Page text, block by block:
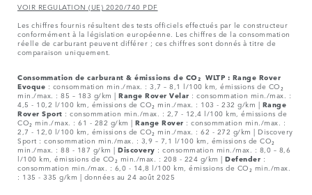
VOIR REGULATION (UE) 2020/740 PDF
Les chiffres fournis résultent des tests officiels effectués par le constructeur
conformément à la législation européenne. Les chiffres de la consommation
réelle de carburant peuvent différer ; ces chiffres sont donnés à titre de
comparaison uniquement.
Consommation de carburant & émissions de CO₂ WLTP : Range Rover
Evoque : consommation min./max. : 3,7 – 8,1 l/100 km, émissions de CO₂
min./max. : 85 – 183 g/km | Range Rover Velar : consommation min./max. :
4,5 - 10,2 l/100 km, émissions de CO₂ min./max. : 103 - 232 g/km | Range
Rover Sport : consommation min./max. : 2,7 - 12,4 l/100 km, émissions de
CO₂ min./max. : 61 - 282 g/km | Range Rover : consommation min./max. :
2,7 - 12,0 l/100 km, émissions de CO₂ min./max. : 62 - 272 g/km | Discovery
Sport : consommation min./max. : 3,9 – 7,1 l/100 km, émissions de CO₂
min./max. : 88 - 187 g/km | Discovery : consommation min./max. : 8,0 – 8,6
l/100 km, émissions de CO₂ min./max. : 208 - 224 g/km | Defender :
consommation min./max. : 6,0 - 14,8 l/100 km, émissions de CO₂ min./max.
: 135 - 335 g/km | données au 24 août 2025